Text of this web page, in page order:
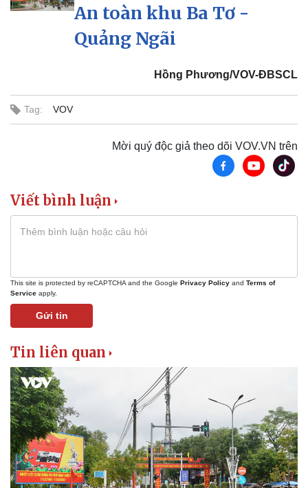
Thông tin doanh nghiệp
Doanh nghiệp 24h
Doanh nhân
Tin Công nghệ
An toàn khu Ba Tơ -
Quảng Ngãi
Hồng Phương/VOV-ĐBSCL
Tag: VOV
Mời quý độc giả theo dõi VOV.VN trên
Viết bình luận
This site is protected by reCAPTCHA and the Google Privacy Policy and Terms of
Service apply.
Gửi tin
Tin liên quan